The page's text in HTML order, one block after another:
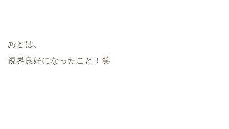
あとは、
視界良好になったこと！笑